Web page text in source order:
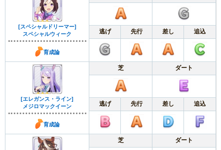
[スペシャルドリーマー]
スペシャルウィーク
育成論
逃げ 先行 差し 追込
[エレガンス・ライン]
メジロマックイーン
育成論
芝 ダート
逃げ 先行 差し 追込
芝 ダート